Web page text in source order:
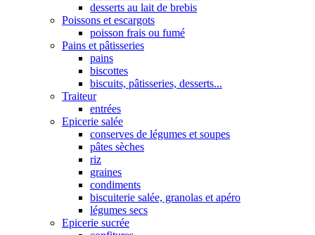
desserts au lait de brebis
Poissons et escargots
poisson frais ou fumé
Pains et pâtisseries
pains
biscottes
biscuits, pâtisseries, desserts...
Traiteur
entrées
Epicerie salée
conserves de légumes et soupes
pâtes sèches
riz
graines
condiments
biscuiterie salée, granolas et apéro
légumes secs
Epicerie sucrée